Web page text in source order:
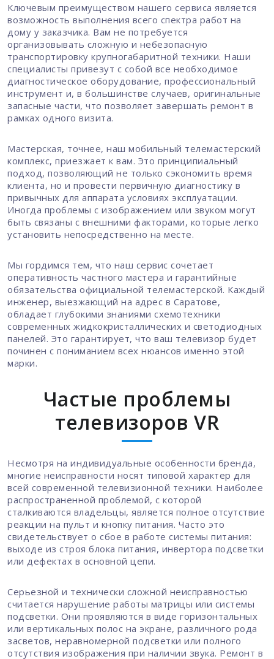
Ключевым преимуществом нашего сервиса является
возможность выполнения всего спектра работ на
дому у заказчика. Вам не потребуется
организовывать сложную и небезопасную
транспортировку крупногабаритной техники. Наши
специалисты привезут с собой все необходимое
диагностическое оборудование, профессиональный
инструмент и, в большинстве случаев, оригинальные
запасные части, что позволяет завершать ремонт в
рамках одного визита.
Мастерская, точнее, наш мобильный телемастерский
комплекс, приезжает к вам. Это принципиальный
подход, позволяющий не только сэкономить время
клиента, но и провести первичную диагностику в
привычных для аппарата условиях эксплуатации.
Иногда проблемы с изображением или звуком могут
быть связаны с внешними факторами, которые легко
установить непосредственно на месте.
Мы гордимся тем, что наш сервис сочетает
оперативность частного мастера и гарантийные
обязательства официальной телемастерской. Каждый
инженер, выезжающий на адрес в Саратове,
обладает глубокими знаниями схемотехники
современных жидкокристаллических и светодиодных
панелей. Это гарантирует, что ваш телевизор будет
починен с пониманием всех нюансов именно этой
марки.
Частые проблемы
телевизоров VR
Несмотря на индивидуальные особенности бренда,
многие неисправности носят типовой характер для
всей современной телевизионной техники. Наиболее
распространенной проблемой, с которой
сталкиваются владельцы, является полное отсутствие
реакции на пульт и кнопку питания. Часто это
свидетельствует о сбое в работе системы питания:
выходе из строя блока питания, инвертора подсветки
или дефектах в основной цепи.
Серьезной и технически сложной неисправностью
считается нарушение работы матрицы или системы
подсветки. Они проявляются в виде горизонтальных
или вертикальных полос на экране, различного рода
засветов, неравномерной подсветки или полного
отсутствия изображения при наличии звука. Ремонт в